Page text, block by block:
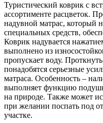
Туристический коврик с
ассортименте расцветок.
надувной матрас, который
специальных средств,
Коврик надувается
выполнено из
пропускает воду.
понадобятся серьезные
матраса. Особенность –
выполняет функцию
на природе. Также может
при желании поспать под
участке.